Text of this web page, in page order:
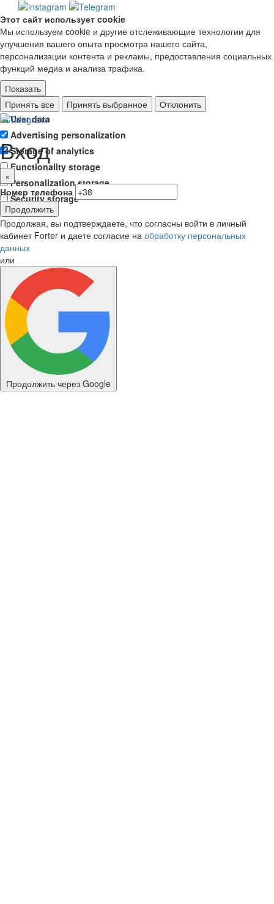
Этот сайт использует cookie
Мы используем cookie и другие отслеживающие технологии для
улучшения вашего опыта просмотра нашего сайта,
персонализации контента и рекламы, предоставления социальных
функций медиа и анализа трафика.
Показать
Ad storage
User data
Advertising personalization
Storage of analytics
Functionality storage
Personalization storage
Security storage
Принять все Принять выбранное Отклонить
Вход
×
Номер телефона
Продолжить
Продолжая, вы подтверждаете, что согласны войти в личный
кабинет Forter и даете согласие на обработку персональных
данных
или
Продолжить через Google